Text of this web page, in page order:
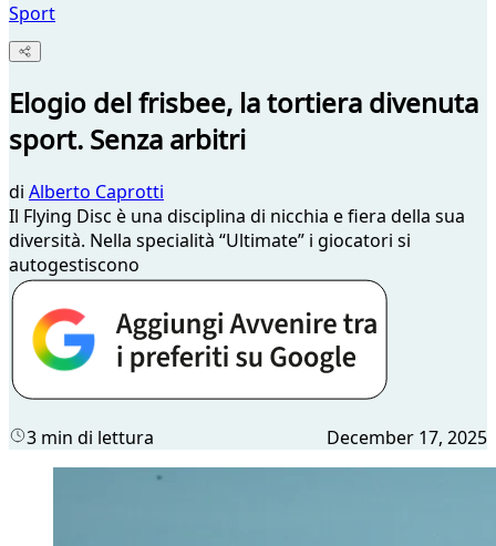
Sport
Elogio del frisbee, la tortiera divenuta
sport. Senza arbitri
di Alberto Caprotti
Il Flying Disc è una disciplina di nicchia e fiera della sua
diversità. Nella specialità “Ultimate” i giocatori si
autogestiscono
3 min di lettura December 17, 2025